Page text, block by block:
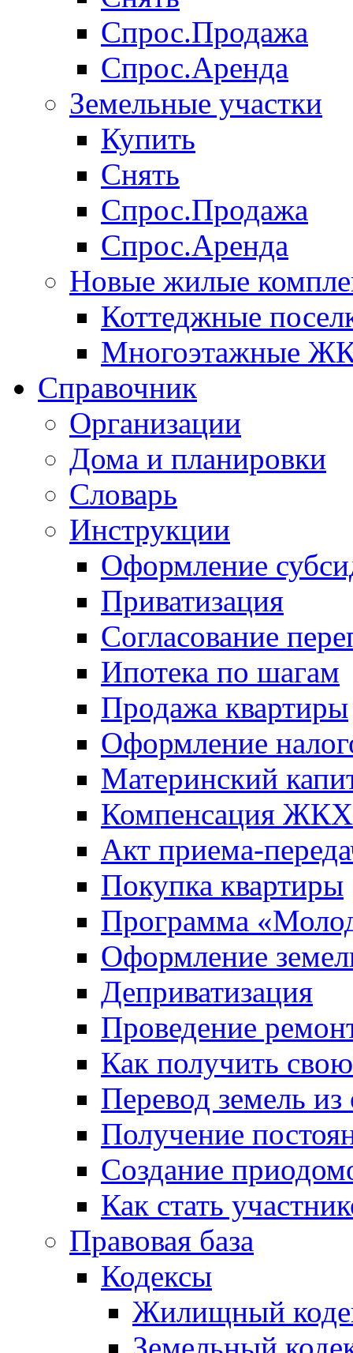
Спрос.Продажа
Спрос.Аренда
Земельные участки
Купить
Снять
Спрос.Продажа
Спрос.Аренда
Новые жилые
Коттеджные
Многоэтажные
Справочник
Организации
Дома и планировки
Словарь
Инструкции
Оформление
Приватизация
Согласование
Ипотека по шагам
Продажа квартиры
Оформление
Материнский
Компенсация ЖКХ
Акт приема-
Покупка квартиры
Программа
Оформление
Деприватизация
Проведение
Как получить
Перевод земель
Получение
Создание
Как стать
Правовая база
Кодексы
Жилищный